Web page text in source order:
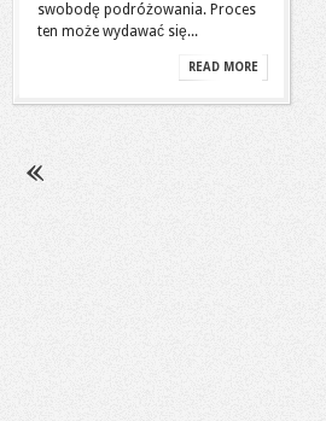
swobodę podróżowania. Proces
ten może wydawać się...
READ MORE